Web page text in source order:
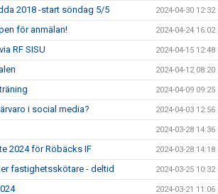
2018 -start söndag 5/5 2024-04-30 12:32
för anmälan! 2024-04-24 16:02
RF SISU 2024-04-15 12:48
2024-04-12 08:20
2024-04-09 09:25
i social media? 2024-04-03 12:56
2024-03-28 14:36
2024 för Röbäcks IF 2024-03-28 14:18
fastighetsskötare - deltid 2024-03-25 10:32
2024-03-21 11:06